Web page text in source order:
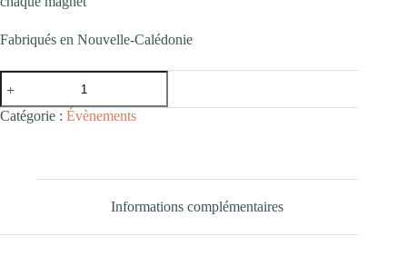
Fabriqués en Nouvelle-Calédonie
quantité
de
Lot
de
Catégorie : Évènements
Informations complémentaires